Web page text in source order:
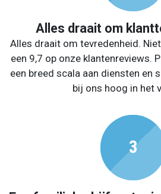
Alles draait om
Alles draait om tevredenheid.
een 9,7 op onze klantenreviews.
een breed scala aan diensten en
bij ons hoog in het